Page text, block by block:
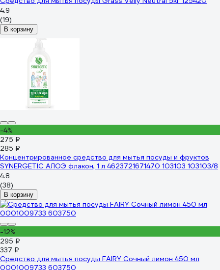
4.9
(19)
В корзину
-4%
275 ₽
285 ₽
Концентрированное средство для мытья посуды и фруктов
SYNERGETIC АЛОЭ флакон, 1 л 4623721671470 103103 103103/8
4.8
(38)
В корзину
-12%
295 ₽
337 ₽
Средство для мытья посуды FAIRY Сочный лимон 450 мл
0001009733 603750